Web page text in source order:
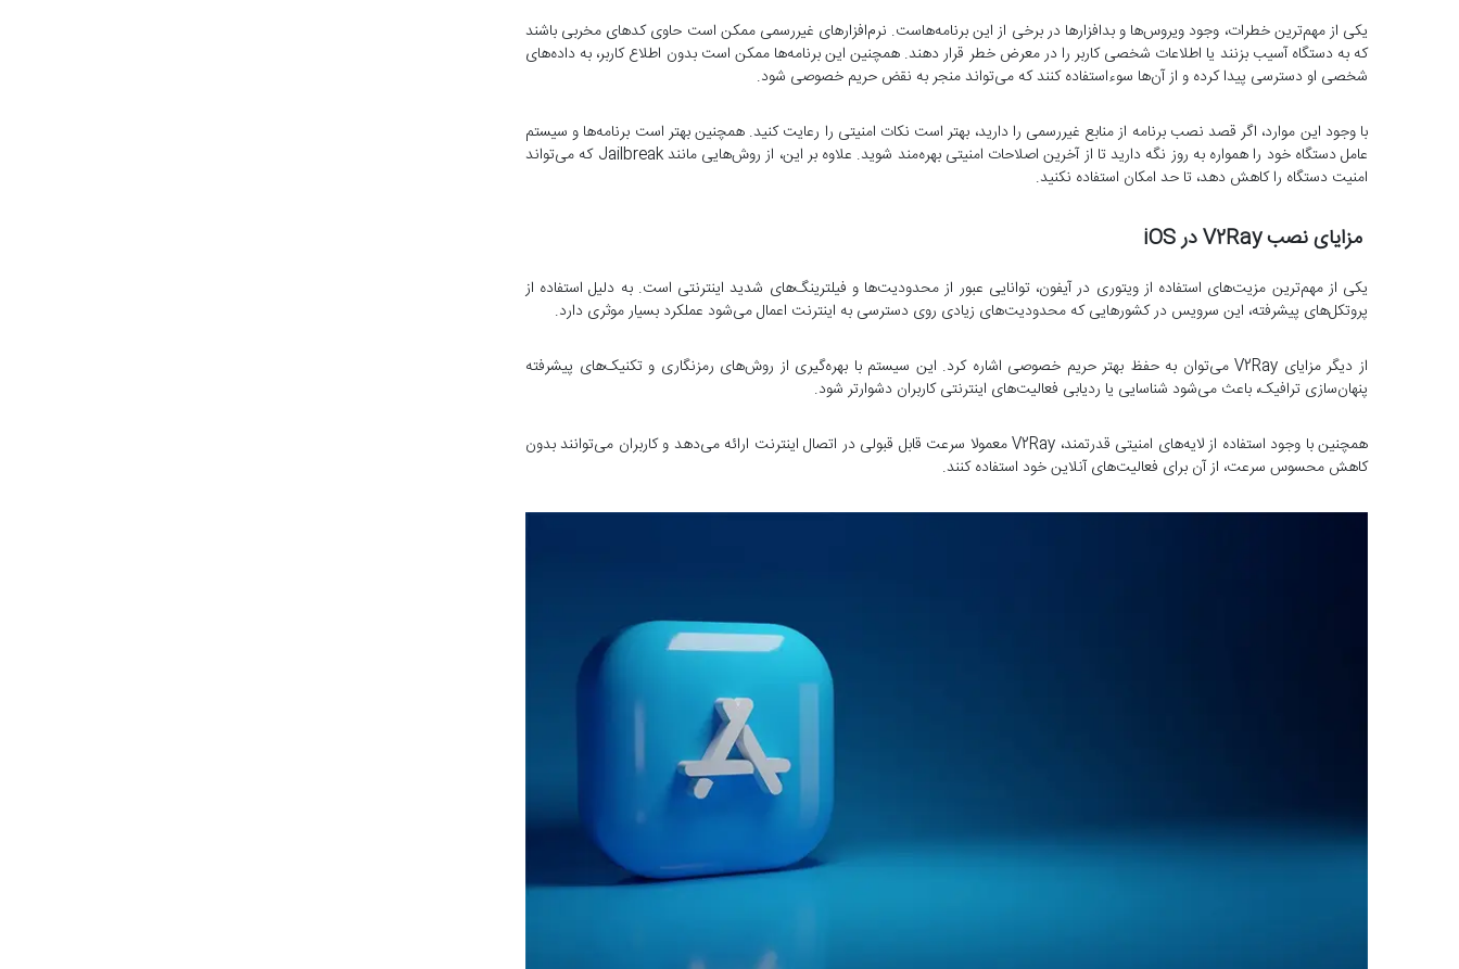
یکی از مهم‌ترین خطرات، وجود ویروس‌ها و بدافزارها در برخی از این برنامه‌هاست. نرم‌افزارهای غیررسمی ممکن است حاوی کدهای مخربی باشند
که به دستگاه آسیب بزنند یا اطلاعات شخصی کاربر را در معرض خطر قرار دهند. همچنین این برنامه‌ها ممکن است بدون اطلاع کاربر، به داده‌های
شخصی او دسترسی پیدا کرده و از آن‌ها سوءاستفاده کنند که می‌تواند منجر به نقض حریم خصوصی شود.
با وجود این موارد، اگر قصد نصب برنامه از منابع غیررسمی را دارید، بهتر است نکات امنیتی را رعایت کنید. همچنین بهتر است برنامه‌ها و سیستم‌
عامل دستگاه خود را همواره به‌ روز نگه دارید تا از آخرین اصلاحات امنیتی بهره‌مند شوید. علاوه بر این، از روش‌هایی مانند Jailbreak که می‌تواند
امنیت دستگاه را کاهش دهد، تا حد امکان استفاده نکنید.
مزایای نصب V2Ray در iOS
یکی از مهم‌ترین مزیت‌های استفاده از ویتوری در آیفون، توانایی عبور از محدودیت‌ها و فیلترینگ‌های شدید اینترنتی است. به‌ دلیل استفاده از
پروتکل‌های پیشرفته، این سرویس در کشورهایی که محدودیت‌های زیادی روی دسترسی به اینترنت اعمال می‌شود عملکرد بسیار موثری دارد.
از دیگر مزایای V2Ray می‌توان به حفظ بهتر حریم خصوصی اشاره کرد. این سیستم با بهره‌گیری از روش‌های رمزنگاری و تکنیک‌های پیشرفته
پنهان‌سازی ترافیک، باعث می‌شود شناسایی یا ردیابی فعالیت‌های اینترنتی کاربران دشوارتر شود.
همچنین با وجود استفاده از لایه‌های امنیتی قدرتمند، V2Ray معمولا سرعت قابل قبولی در اتصال اینترنت ارائه می‌دهد و کاربران می‌توانند بدون
کاهش محسوس سرعت، از آن برای فعالیت‌های آنلاین خود استفاده کنند.